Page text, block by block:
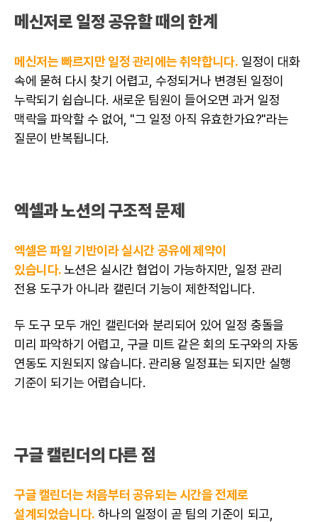
메신저로 일정 공유할 때의 한계
메신저는 빠르지만 일정 관리에는 취약합니다. 일정이 대화
속에 묻혀 다시 찾기 어렵고, 수정되거나 변경된 일정이
누락되기 쉽습니다. 새로운 팀원이 들어오면 과거 일정
맥락을 파악할 수 없어, "그 일정 아직 유효한가요?"라는
질문이 반복됩니다.
엑셀과 노션의 구조적 문제
엑셀은 파일 기반이라 실시간 공유에 제약이
있습니다.노션은 실시간 협업이 가능하지만, 일정 관리
전용 도구가 아니라 캘린더 기능이 제한적입니다.
두 도구 모두 개인 캘린더와 분리되어 있어 일정 충돌을
미리 파악하기 어렵고, 구글 미트 같은 회의 도구와의 자동
연동도 지원되지 않습니다. 관리용 일정표는 되지만 실행
기준이 되기는 어렵습니다.
구글 캘린더의 다른 점
구글 캘린더는 처음부터 공유되는 시간을 전제로
설계되었습니다. 하나의 일정이 곧 팀의 기준이 되고,